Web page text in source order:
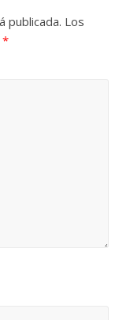
publicada. Los
*